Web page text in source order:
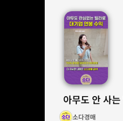
아무도 안 사
소다경매